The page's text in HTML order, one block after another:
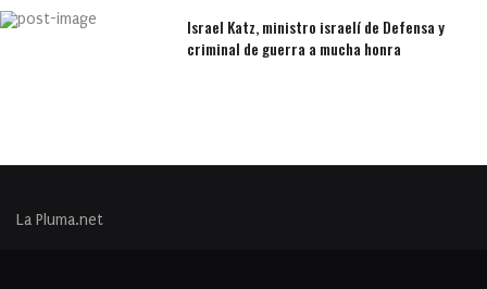
Israel Katz, ministro israelí de Defensa y
criminal de guerra a mucha honra
La Pluma.net